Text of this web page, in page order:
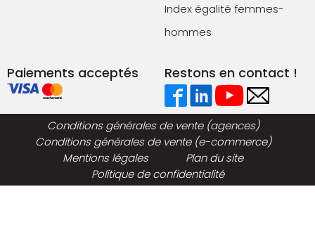
Index égalité femmes-
hommes
Paiements acceptés Restons en contact !
Conditions générales de vente (agences)
Conditions générales de vente (e-commerce)
Mentions légales
Plan du site
Politique de confidentialité